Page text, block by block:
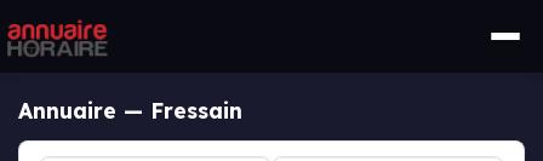
Annuaire — Fressain